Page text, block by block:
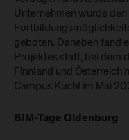
Unternehmen wurde
geboten. Daneben fand
Projektes statt, bei dem
Finnland und Österreich
Campus Kuchl im Mai
BIM-Tage Oldenburg